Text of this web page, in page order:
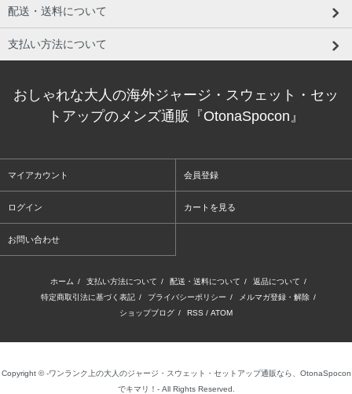
配送・送料について
支払い方法について
おしゃれな大人の海外ジャージ・スウェット・セッ
トアップのメンズ通販『OtonaSpocon』
マイアカウント 会員登録
ログイン カートを見る
お問い合わせ
ホーム / 支払い方法について / 配送・送料について / 返品について /
特定商取引法に基づく表記 / プライバシーポリシー / メルマガ登録・解除 /
ショップブログ / RSS / ATOM
Copyright © -ワンランク上の大人のジャージ・スウェット・セットアップ通販なら、OtonaSpocon
でキマリ！- All Rights Reserved.